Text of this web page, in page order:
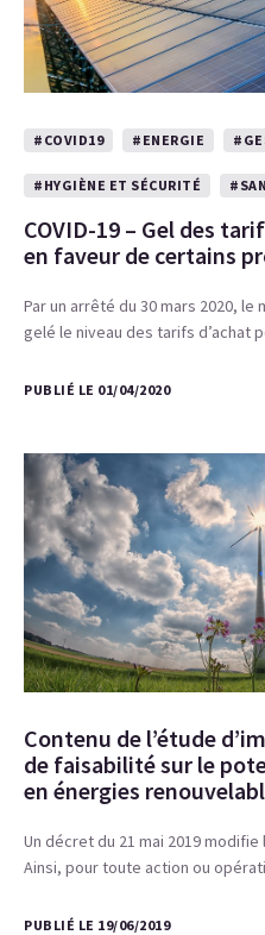
#COVID19 #ENERGIE
#HYGIÈNE ET SÉCURITÉ
COVID-19 – Gel des
en faveur de certains
Par un arrêté du 30 mars 2020, le
gelé le niveau des tarifs d’achat
PUBLIÉ LE 01/04/2020
Contenu de l’étude
de faisabilité sur le
en énergies
Un décret du 21 mai 2019
Ainsi, pour toute action ou
PUBLIÉ LE 19/06/2019